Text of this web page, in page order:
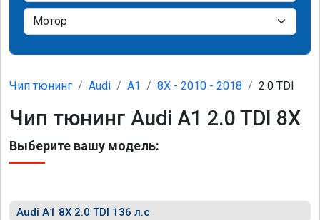
Чип тюнинг Audi A1 8X - 2010 - 2018 2.0 TDI
Чип тюнинг Audi A1 2.0 TDI 8X
Выберите вашу модель:
Audi A1 8X 2.0 TDI 136 л.с